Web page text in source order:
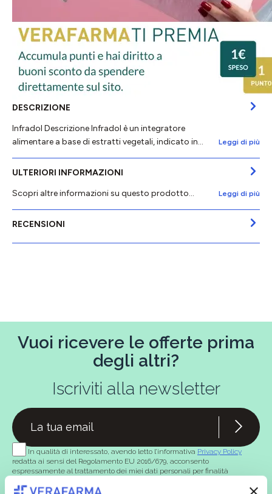
DESCRIZIONE
Infradol Descrizione Infradol è un integratore
alimentare a base di estratti vegetali, indicato in…
Leggi di più
ULTERIORI INFORMAZIONI
Scopri altre informazioni su questo prodotto...
Leggi di più
RECENSIONI
Vuoi ricevere le offerte prima
degli altri?
Iscriviti alla newsletter
In qualità di interessato, avendo letto l’informativa Privacy Policy
redatta ai sensi del Regolamento EU 2016/679, acconsento
espressamente al trattamento dei miei dati personali per finalità
marketing (con modalità telematiche - quali ad es. newsletter ed e-mail